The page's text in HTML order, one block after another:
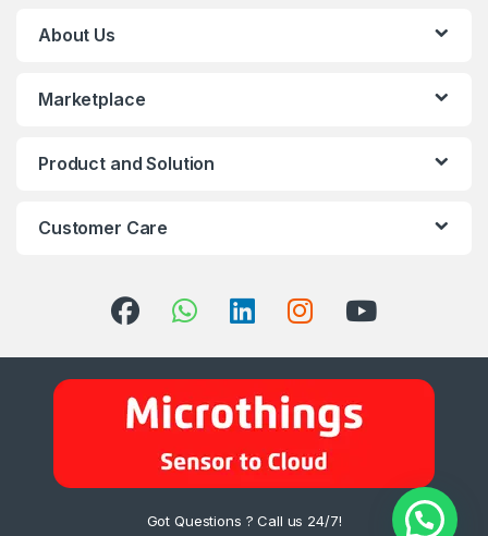
About Us
Marketplace
Product and Solution
Customer Care
Got Questions ? Call us 24/7!